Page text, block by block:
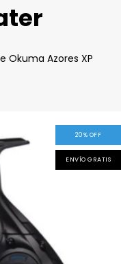
Okuma Azores XP
20% OFF
ENVÍO GRATIS